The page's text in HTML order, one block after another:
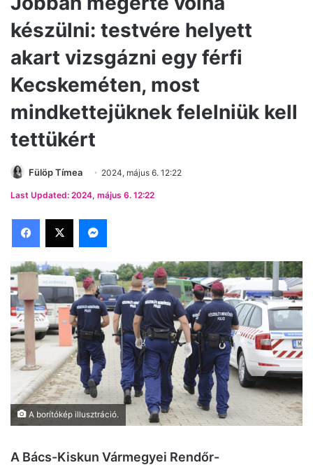
készülni: testvére helyett
akart vizsgázni egy férfi
Kecskeméten, most
mindkettejüknek felelniük kell
tettükért
Fülöp Tímea 2024, május 6. 12:22
Last Updated: 2024, május 6. 12:22
Facebook
X Messenger
A borítókép illusztráció.
A Bács-Kiskun Vármegyei Rendőr-